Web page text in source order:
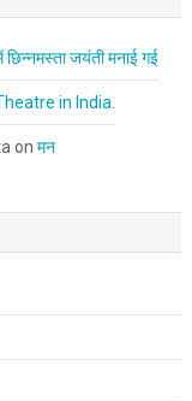
में छिन्नमस्ता जयंती मनाई गई
in India.
on मन